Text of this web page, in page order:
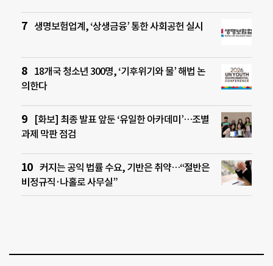
생명보험업계, ‘상생금융’ 통한 사회공헌 실시
18개국 청소년 300명, ‘기후위기와 물’ 해법 논
의한다
[화보] 최종 발표 앞둔 ‘유일한 아카데미’…조별
과제 막판 점검
커지는 공익 법률 수요, 기반은 취약…“절반은
비정규직·나홀로 사무실”